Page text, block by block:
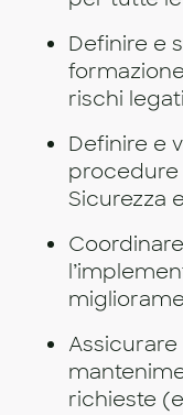
Definire e
rischi
Definire e
procedure
Sicurezza
Assicurare
richieste